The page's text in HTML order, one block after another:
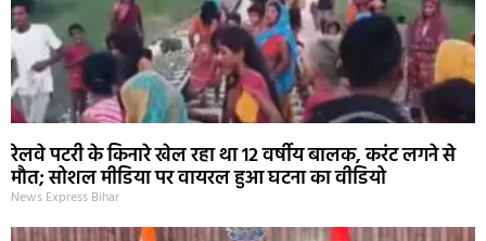
रेलवे पटरी के किनारे खेल रहा था 12 वर्षीय बालक, करंट लगने से
मौत; सोशल मीडिया पर वायरल हुआ घटना का वीडियो
News Express Bihar